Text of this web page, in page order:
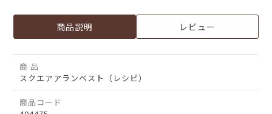
商品説明 レビュー
商 品
スクエアアランベスト（レシピ）
商品コード